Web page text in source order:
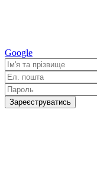
Google
Зареєструватись